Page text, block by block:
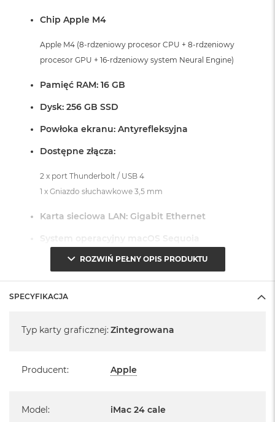
Chip Apple M4
Apple M4 (8-rdzeniowy procesor CPU + 8-rdzeniowy
procesor GPU + 16-rdzeniowy system Neural Engine)
Pamięć RAM: 16 GB
Dysk: 256 GB SSD
Powłoka ekranu: Antyrefleksyjna
Dostępne złącza:
2 x port Thunderbolt / USB 4
1 x Gniazdo słuchawkowe 3,5 mm
Karta sieciowa LAN: Gigabit Ethernet
System operacyjny macOS Sequoia
- lub nowszy, z darmową aktualizacją.
iMac jest nowy
Posiada pełną, 12 miesięczną gwarancję
ROZWIŃ PEŁNY OPIS PRODUKTU
SPECYFIKACJA
Typ karty graficznej: Zintegrowana
Producent: Apple
Model: iMac 24 cale